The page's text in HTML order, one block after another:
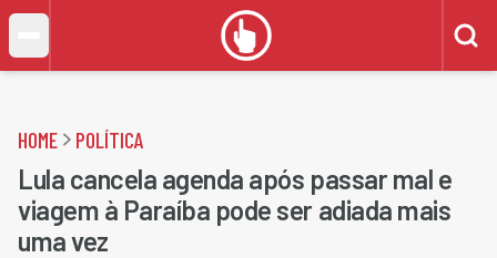
HOME POLÍTICA
Lula cancela agenda após passar mal e
viagem à Paraíba pode ser adiada mais
uma vez